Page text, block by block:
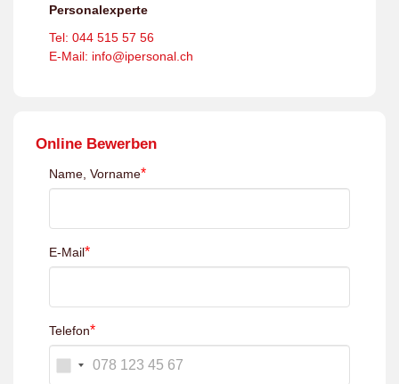
Personalexperte
Tel: 044 515 57 56
E-Mail: info@ipersonal.ch
Online Bewerben
Name, Vorname*
E-Mail*
Telefon*